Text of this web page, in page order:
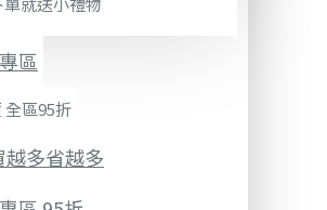
區
全區95折
多省越多